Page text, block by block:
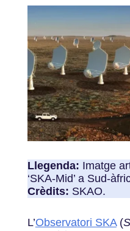
Llegenda: Imatge
‘SKA-Mid’ a Sud-
Crèdits: SKAO.
L’Observatori SKA(